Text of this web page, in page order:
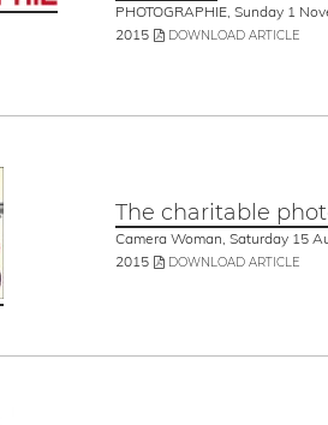
PHOTOGRAPHIE, Sunday 1
2015
DOWNLOAD ARTICLE
The charitable
Camera Woman, Saturday 15
2015
DOWNLOAD ARTICLE